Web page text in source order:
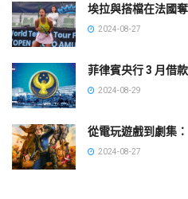
埃拉與搭檔在法國
2024-08-27
菲律賓央行 3 月借
2024-08-29
從電玩遊戲到劇集
2024-08-27